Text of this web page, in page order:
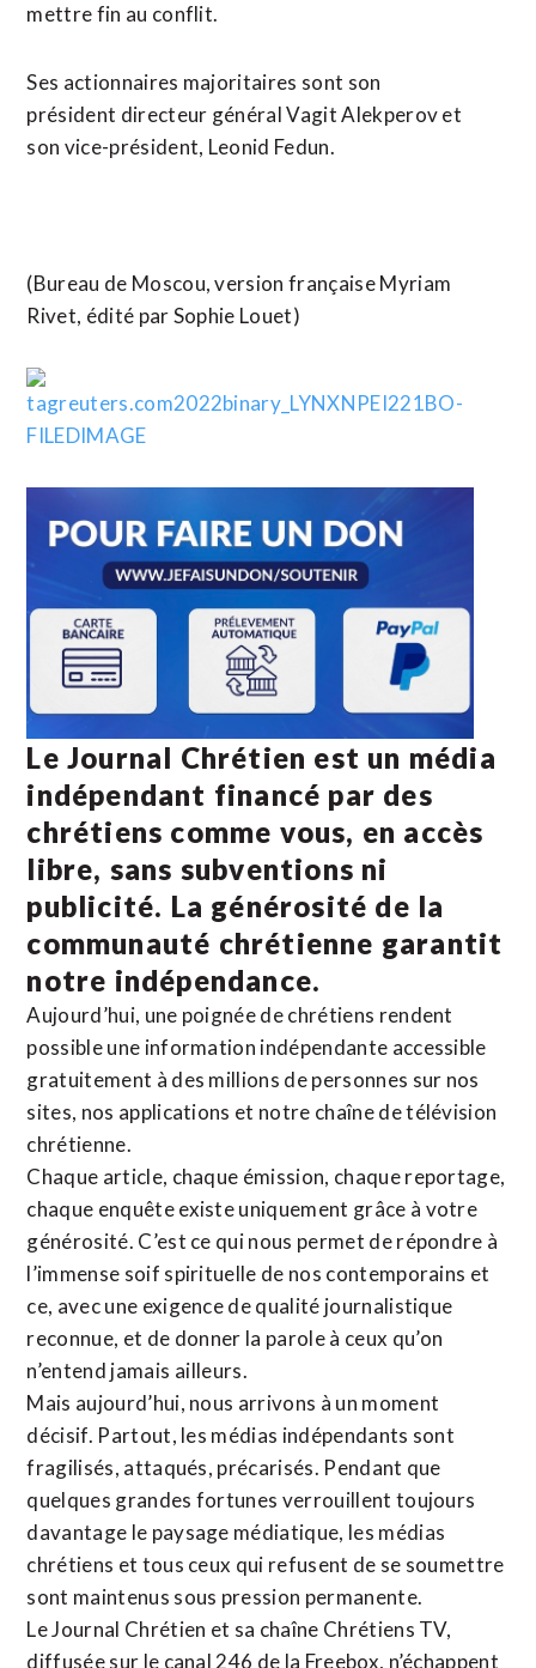
mettre fin au conflit.
Ses actionnaires majoritaires sont son
président directeur général Vagit Alekperov et
son vice-président, Leonid Fedun.
(Bureau de Moscou, version française Myriam
Rivet, édité par Sophie Louet)
Le Journal Chrétien est un média
indépendant financé par des
chrétiens comme vous, en accès
libre, sans subventions ni
publicité. La générosité de la
communauté chrétienne garantit
notre indépendance.
Aujourd’hui, une poignée de chrétiens rendent
possible une information indépendante accessible
gratuitement à des millions de personnes sur nos
sites, nos applications et notre chaîne de télévision
chrétienne.
Chaque article, chaque émission, chaque reportage,
chaque enquête existe uniquement grâce à votre
générosité. C’est ce qui nous permet de répondre à
l’immense soif spirituelle de nos contemporains et
ce, avec une exigence de qualité journalistique
reconnue, et de donner la parole à ceux qu’on
n’entend jamais ailleurs.
Mais aujourd’hui, nous arrivons à un moment
décisif. Partout, les médias indépendants sont
fragilisés, attaqués, précarisés. Pendant que
quelques grandes fortunes verrouillent toujours
davantage le paysage médiatique, les médias
chrétiens et tous ceux qui refusent de se soumettre
sont maintenus sous pression permanente.
Le Journal Chrétien et sa chaîne Chrétiens TV,
diffusée sur le canal 246 de la Freebox, n’échappent